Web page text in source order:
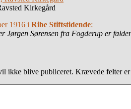
Kirkegård
1916 i Ribe Stiftstidende:
Jørgen Sørensen fra Fogderup er
ikke blive publiceret. Krævede felter er